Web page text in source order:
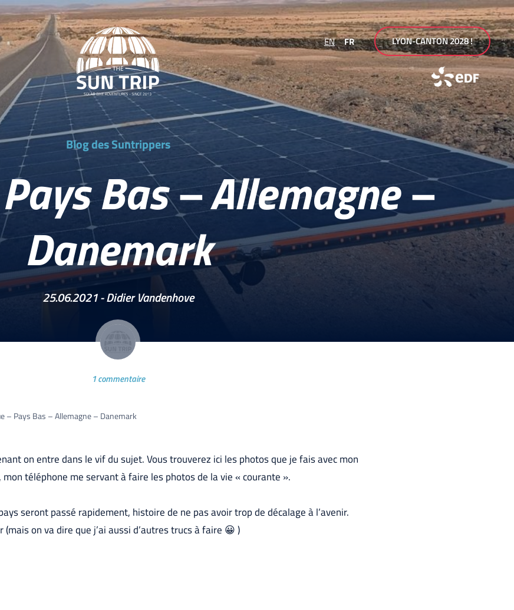
EN FR LYON-CANTON 2028 !
Blog des Suntrippers
Bas – Allemagne –
Danemark
25.06.2021 -Didier Vandenhove
1 commentaire
– Pays Bas – Allemagne – Danemark
on entre dans le vif du sujet. Vous trouverez ici les photos que je fais avec mon
téléphone me servant à faire les photos de la vie « courante ».
seront passé rapidement, histoire de ne pas avoir trop de décalage à l’avenir.
on va dire que j’ai aussi d’autres trucs à faire 😀 )